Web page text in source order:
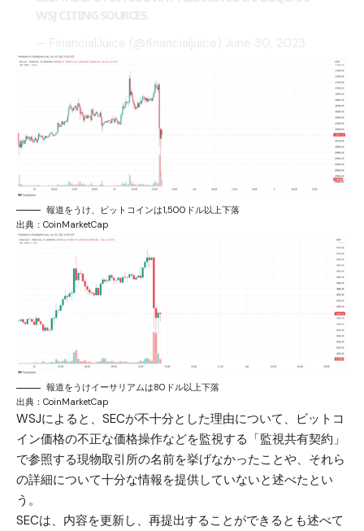
報道をうけ、ビットコインは1,500ドル以上下落
出典：CoinMarketCap
報道をうけイーサリアムは80ドル以上下落
出典：CoinMarketCap
WSJによると、SECが不十分とした理由について、ビットコ
イン価格の不正な価格操作などを監視する「監視共有契約」
で参照する現物取引所の名前を挙げなかったことや、それら
の詳細について十分な情報を提供していないと述べたとい
う。
SECは、内容を更新し、再提出することができるとも述べて